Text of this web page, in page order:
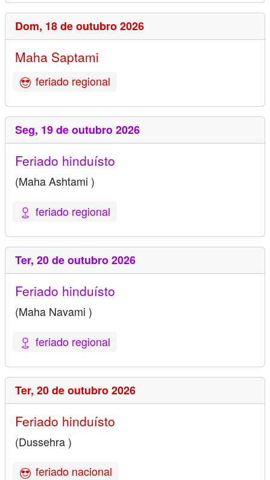
Dom, 18 de outubro 2026
Maha Saptami
feriado regional
Seg, 19 de outubro 2026
Feriado hinduísto
(Maha Ashtami )
feriado regional
Ter, 20 de outubro 2026
Feriado hinduísto
(Maha Navami )
feriado regional
Ter, 20 de outubro 2026
Feriado hinduísto
(Dussehra )
feriado nacional